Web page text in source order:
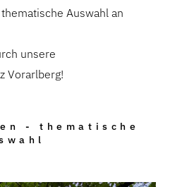
Auswahl an
unsere
Vorarlberg!
- thematische